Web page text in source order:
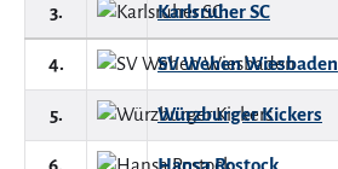
3. Karlsruher SC
4. SV Wehen Wiesbaden
5. Würzburger Kickers